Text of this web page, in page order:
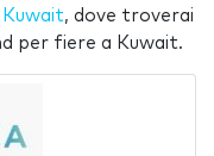
, dove troverai
per fiere a Kuwait.